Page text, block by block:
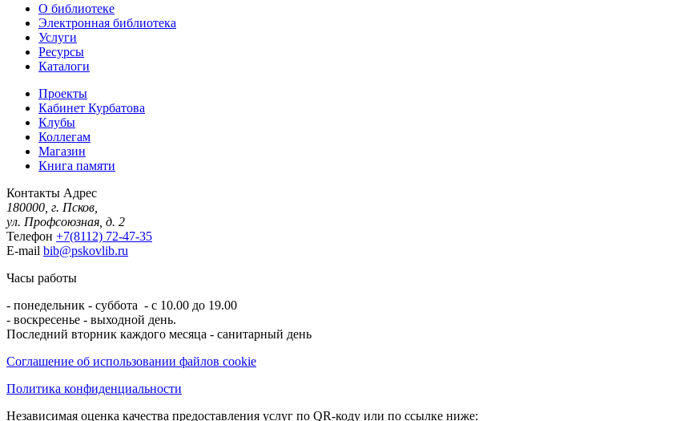
О библиотеке
Электронная библиотека
Услуги
Ресурсы
Каталоги
Проекты
Кабинет Курбатова
Клубы
Коллегам
Магазин
Книга памяти
Контакты Адрес
180000, г. Псков,
ул. Профсоюзная, д. 2
Телефон +7(8112) 72-47-35
E-mail bib@pskovlib.ru
Часы работы
- понедельник - суббота - с 10.00 до 19.00
- воскресенье - выходной день.
Последний вторник каждого месяца - санитарный день
Соглашение об использовании файлов cookie
Политика конфиденциальности
Независимая оценка качества предоставления услуг по QR-коду или по ссылке ниже: